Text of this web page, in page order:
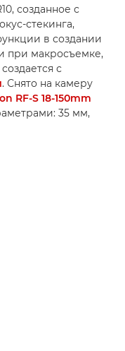
созданное с
стекинга,
в создании
при макросъемке,
с
. Снято на камеру
RF-S 18-150mm
35 мм,